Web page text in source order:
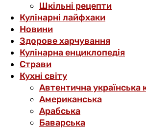
Шкільні рецепти
Кулінарні лайфхаки
Новини
Здорове харчування
Кулінарна енциклопедія
Страви
Кухні світу
Автентична українська
Американська
Арабська
Баварська